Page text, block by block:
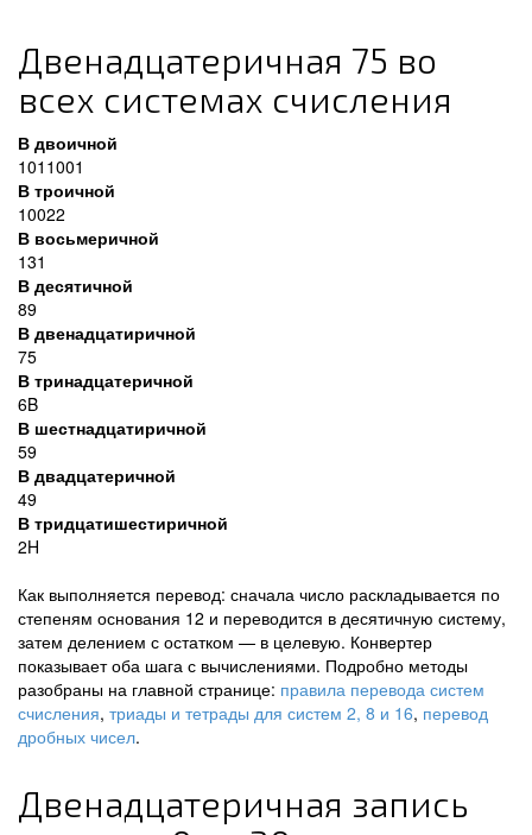
Двенадцатеричная 75 во
всех системах счисления
В двоичной
1011001
В троичной
10022
В восьмеричной
131
В десятичной
89
В двенадцатиричной
75
В тринадцатеричной
6B
В шестнадцатиричной
59
В двадцатеричной
49
В тридцатишестиричной
2H
Как выполняется перевод: сначала число раскладывается по
степеням основания 12 и переводится в десятичную систему,
затем делением с остатком — в целевую. Конвертер
показывает оба шага с вычислениями. Подробно методы
разобраны на главной странице: правила перевода систем
счисления, триады и тетрады для систем 2, 8 и 16, перевод
дробных чисел.
Двенадцатеричная запись